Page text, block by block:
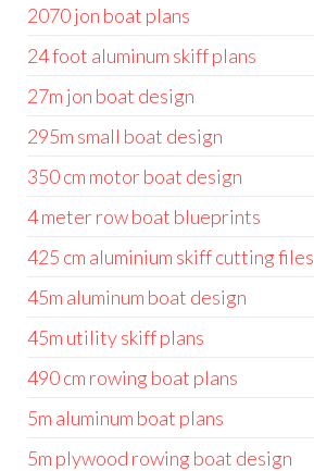
2070 jon boat plans
24 foot aluminum skiff plans
27m jon boat design
295m small boat design
350 cm motor boat design
4 meter row boat blueprints
425 cm aluminium skiff cutting files
45m aluminum boat design
45m utility skiff plans
490 cm rowing boat plans
5m aluminum boat plans
5m plywood rowing boat design